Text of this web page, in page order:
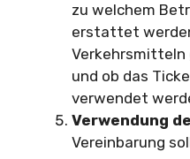
zu welchem
erstattet
Verkehrsmitteln
und ob das
verwendet
Verwendung
Vereinbarung